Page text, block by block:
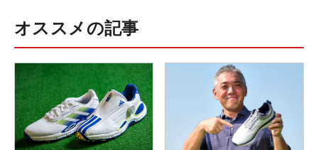
オススメの記事